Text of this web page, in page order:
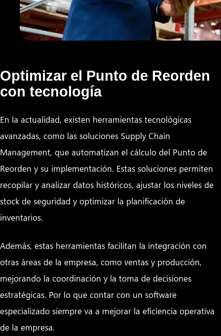
Optimizar el Punto de Reorden
con tecnología
En la actualidad, existen herramientas tecnológicas
avanzadas, como las soluciones Supply Chain
Management, que automatizan el cálculo del Punto de
Reorden y su implementación. Estas soluciones permiten
recopilar y analizar datos históricos, ajustar los niveles de
stock de seguridad y optimizar la planificación de
inventarios.
Además, estas herramientas facilitan la integración con
otras áreas de la empresa, como ventas y producción,
mejorando la coordinación y la toma de decisiones
estratégicas. Por lo que contar con un software
especializado siempre va a mejorar la eficiencia operativa
de la empresa.